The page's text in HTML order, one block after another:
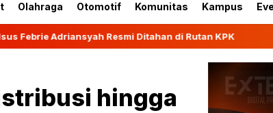
Olahraga Otomotif Komunitas Kampus
Resmi Ditahan di Rutan KPK Wagub
hingga